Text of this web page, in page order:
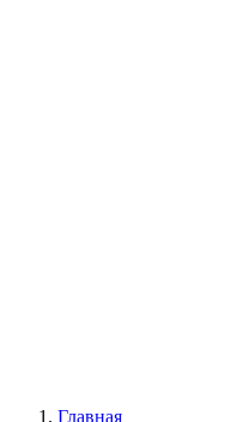
Главная